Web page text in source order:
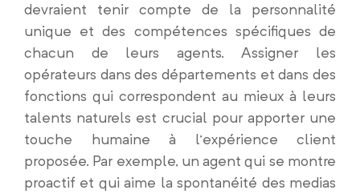
devraient tenir compte de la personnalité
unique et des compétences spécifiques de
chacun de leurs agents. Assigner les
opérateurs dans des départements et dans des
fonctions qui correspondent au mieux à leurs
talents naturels est crucial pour apporter une
touche humaine à l’expérience client
proposée. Par exemple, un agent qui se montre
proactif et qui aime la spontanéité des medias